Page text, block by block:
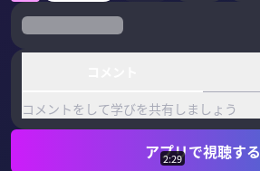
コメントをして学びを共有しましょう
アプリで視聴する
2:29